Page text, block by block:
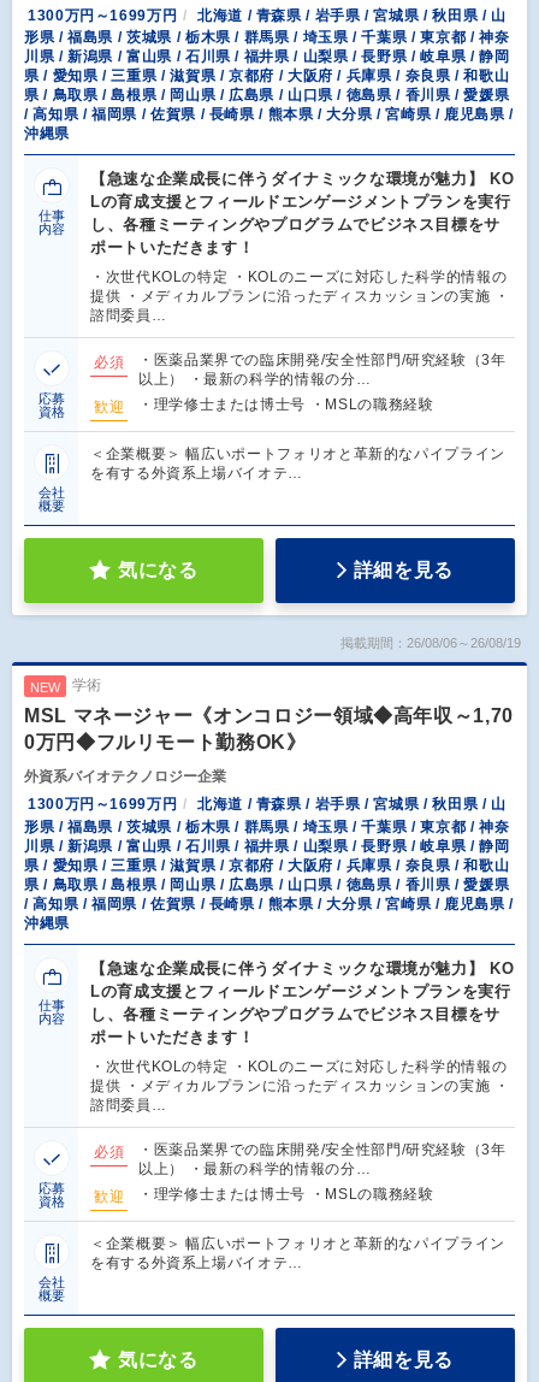
1300万円～1699万円
北海道 / 青森県 / 岩手県 / 宮城県 / 秋田県 / 山
形県 / 福島県 / 茨城県 / 栃木県 / 群馬県 / 埼玉県 / 千葉県 / 東京都 / 神奈
川県 / 新潟県 / 富山県 / 石川県 / 福井県 / 山梨県 / 長野県 / 岐阜県 / 静岡
県 / 愛知県 / 三重県 / 滋賀県 / 京都府 / 大阪府 / 兵庫県 / 奈良県 / 和歌山
県 / 鳥取県 / 島根県 / 岡山県 / 広島県 / 山口県 / 徳島県 / 香川県 / 愛媛県
/ 高知県 / 福岡県 / 佐賀県 / 長崎県 / 熊本県 / 大分県 / 宮崎県 / 鹿児島県 /
沖縄県
仕事
内容
【急速な企業成長に伴うダイナミックな環境が魅力】 KO
Lの育成支援とフィールドエンゲージメントプランを実行
し、各種ミーティングやプログラムでビジネス目標をサ
ポートいただきます！
・次世代KOLの特定 ・KOLのニーズに対応した科学的情報の
提供 ・メディカルプランに沿ったディスカッションの実施 ・
諮問委員…
応募
資格
必須
・医薬品業界での臨床開発/安全性部門/研究経験（3年
以上） ・最新の科学的情報の分…
歓迎
・理学修士または博士号 ・MSLの職務経験
会社
概要
＜企業概要＞ 幅広いポートフォリオと革新的なパイプライン
を有する外資系上場バイオテ…
気になる 詳細を見る
掲載期間：26/08/06～26/08/19
NEW 学術
MSL マネージャー《オンコロジー領域◆高年収～1,70
0万円◆フルリモート勤務OK》
外資系バイオテクノロジー企業
1300万円～1699万円
北海道 / 青森県 / 岩手県 / 宮城県 / 秋田県 / 山
形県 / 福島県 / 茨城県 / 栃木県 / 群馬県 / 埼玉県 / 千葉県 / 東京都 / 神奈
川県 / 新潟県 / 富山県 / 石川県 / 福井県 / 山梨県 / 長野県 / 岐阜県 / 静岡
県 / 愛知県 / 三重県 / 滋賀県 / 京都府 / 大阪府 / 兵庫県 / 奈良県 / 和歌山
県 / 鳥取県 / 島根県 / 岡山県 / 広島県 / 山口県 / 徳島県 / 香川県 / 愛媛県
/ 高知県 / 福岡県 / 佐賀県 / 長崎県 / 熊本県 / 大分県 / 宮崎県 / 鹿児島県 /
沖縄県
仕事
内容
【急速な企業成長に伴うダイナミックな環境が魅力】 KO
Lの育成支援とフィールドエンゲージメントプランを実行
し、各種ミーティングやプログラムでビジネス目標をサ
ポートいただきます！
・次世代KOLの特定 ・KOLのニーズに対応した科学的情報の
提供 ・メディカルプランに沿ったディスカッションの実施 ・
諮問委員…
応募
資格
必須
・医薬品業界での臨床開発/安全性部門/研究経験（3年
以上） ・最新の科学的情報の分…
歓迎
・理学修士または博士号 ・MSLの職務経験
会社
概要
＜企業概要＞ 幅広いポートフォリオと革新的なパイプライン
を有する外資系上場バイオテ…
気になる 詳細を見る